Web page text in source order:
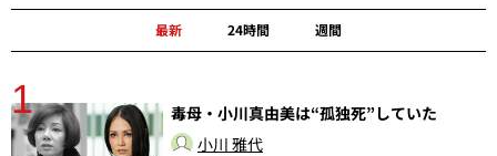
最新 24時間 週間
1
毒母・小川真由美は“孤独死”していた
小川 雅代